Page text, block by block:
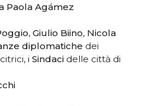
Paola Agámez
,Giulio Biino, Nicola
diplomatiche dei
iSindaci delle città di